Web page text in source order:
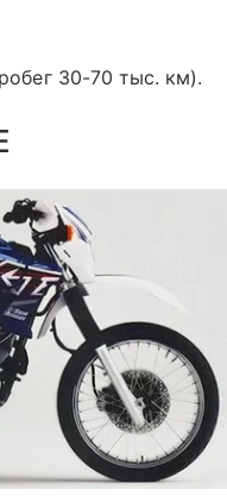
30-70 тыс. км).